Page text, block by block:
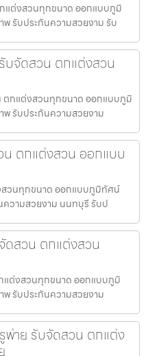
แต่งสวนทุกขนาด ออกแบบภูมิ
รับประกันความสวยงาม รับ
บจัดสวน ตกแต่งสวน
ตกแต่งสวนทุกขนาด ออกแบบภูมิ
รับประกันความสวยงาม
ตกแต่งสวน ออกแบบ
วนทุกขนาด ออกแบบภูมิทัศน์
ความสวยงาม นนทบุรี รับป
ดสวน ตกแต่งสวน
แต่งสวนทุกขนาด ออกแบบภูมิ
รับประกันความสวยงาม
าย รับจัดสวน ตกแต่ง